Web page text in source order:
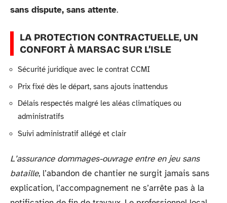
sans dispute, sans attente.
LA PROTECTION CONTRACTUELLE, UN
CONFORT À MARSAC SUR L’ISLE
Sécurité juridique avec le contrat CCMI
Prix fixé dès le départ, sans ajouts inattendus
Délais respectés malgré les aléas climatiques ou
administratifs
Suivi administratif allégé et clair
L’assurance dommages-ouvrage entre en jeu sans
bataille, l’abandon de chantier ne surgit jamais sans
explication, l’accompagnement ne s’arrête pas à la